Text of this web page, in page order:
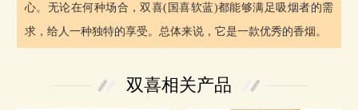
心。无论在何种场合，双喜(国喜软蓝)都能够满足吸烟者的需
求，给人一种独特的享受。总体来说，它是一款优秀的香烟。
双喜相关产品